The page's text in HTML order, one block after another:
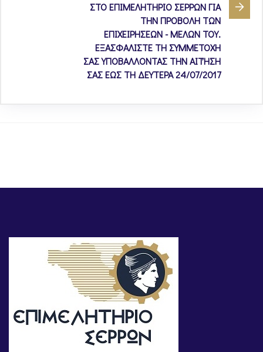
ΣΤΟ ΕΠΙΜΕΛΗΤΗΡΙΟ ΣΕΡΡΩΝ ΓΙΑ
ΤΗΝ ΠΡΟΒΟΛΗ ΤΩΝ
ΕΠΙΧΕΙΡΗΣΕΩΝ - ΜΕΛΩΝ ΤΟΥ.
ΕΞΑΣΦΑΛΙΣΤΕ ΤΗ ΣΥΜΜΕΤΟΧΗ
ΣΑΣ ΥΠΟΒΑΛΛΟΝΤΑΣ ΤΗΝ ΑΙΤΉΣΗ
ΣΑΣ ΕΩΣ ΤΗ ΔΕΥΤΕΡΑ 24/07/2017